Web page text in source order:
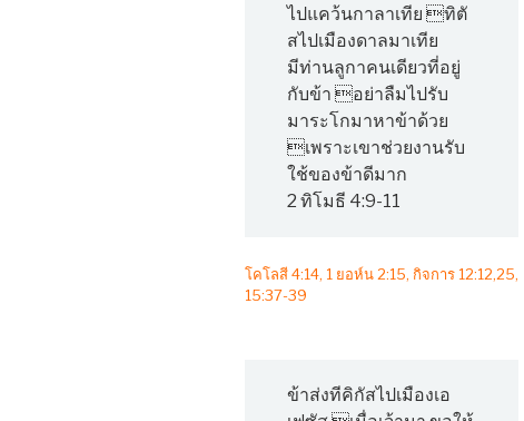
ไปแคว้นกาลาเทีย ทิตั
สไปเมืองดาลมาเทีย
มีท่านลูกาคนเดียวที่อยู่
กับข้า อย่าลืมไปรับ
มาระโกมาหาข้าด้วย
เพราะเขาช่วยงานรับ
ใช้ของข้าดีมาก
2 ทิโมธี 4:9-11
โคโลสี 4:14, 1 ยอห์น 2:15, กิจการ 12:12,25,
15:37-39
ข้าส่งทีคิกัสไปเมืองเอ